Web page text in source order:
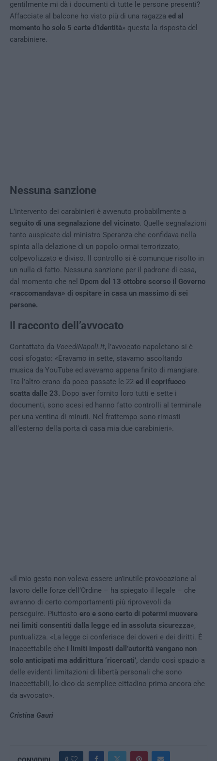
gentilmente mi dà i documenti di tutte le persone presenti?
Affacciate al balcone ho visto più di una ragazza ed al
momento ho solo 5 carte d’identità» questa la risposta del
carabiniere.
Nessuna sanzione
L’intervento dei carabinieri è avvenuto probabilmente a
seguito di una segnalazione del vicinato. Quelle segnalazioni
tanto auspicate dal ministro Speranza che confidava nella
spinta alla delazione di un popolo ormai terrorizzato,
colpevolizzato e diviso. Il controllo si è comunque risolto in
un nulla di fatto. Nessuna sanzione per il padrone di casa,
dal momento che nel Dpcm del 13 ottobre scorso il Governo
«raccomandava» di ospitare in casa un massimo di sei
persone.
Il racconto dell’avvocato
Contattato da VocediNapoli.it, l’avvocato napoletano si è
così sfogato: «Eravamo in sette, stavamo ascoltando
musica da YouTube ed avevamo appena finito di mangiare.
Tra l’altro erano da poco passate le 22 ed il coprifuoco
scatta dalle 23. Dopo aver fornito loro tutti e sette i
documenti, sono scesi ed hanno fatto controlli al terminale
per una ventina di minuti. Nel frattempo sono rimasti
all’esterno della porta di casa mia due carabinieri».
«Il mio gesto non voleva essere un’inutile provocazione al
lavoro delle forze dell’Ordine – ha spiegato il legale – che
avranno di certo comportamenti più riprovevoli da
perseguire. Piuttosto ero e sono certo di potermi muovere
nei limiti consentiti dalla legge ed in assoluta sicurezza»,
puntualizza. «La legge ci conferisce dei doveri e dei diritti. È
inaccettabile che i limiti imposti dall’autorità vengano non
solo anticipati ma addirittura ‘ricercati’, dando così spazio a
delle evidenti limitazioni di libertà personali che sono
inaccettabili, lo dico da semplice cittadino prima ancora che
da avvocato».
Cristina Gauri
0